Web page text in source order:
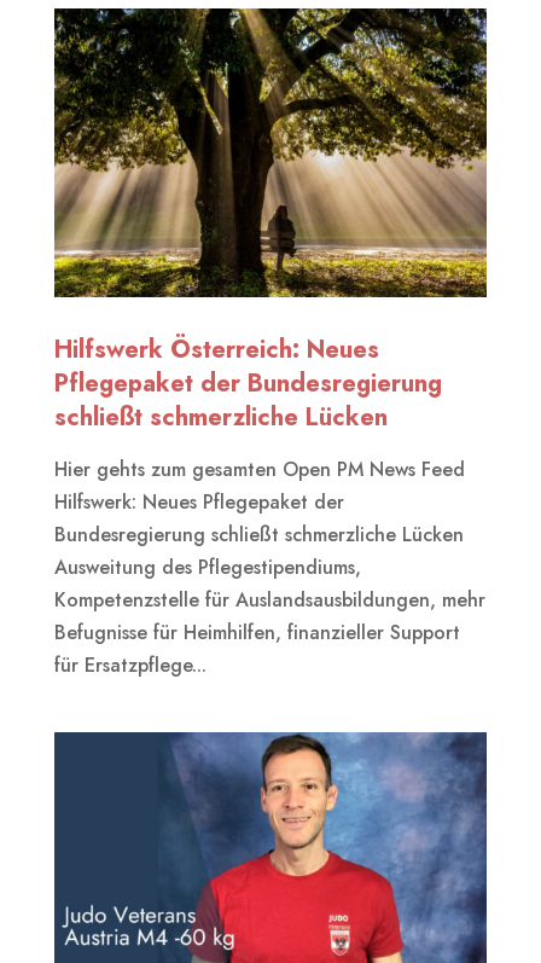
Hilfswerk Österreich: Neues
Pflegepaket der Bundesregierung
schließt schmerzliche Lücken
Hier gehts zum gesamten Open PM News Feed
Hilfswerk: Neues Pflegepaket der
Bundesregierung schließt schmerzliche Lücken
Ausweitung des Pflegestipendiums,
Kompetenzstelle für Auslandsausbildungen, mehr
Befugnisse für Heimhilfen, finanzieller Support
für Ersatzpflege...